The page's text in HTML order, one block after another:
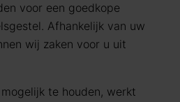
voor een goedkope
Afhankelijk van uw
wij zaken voor u uit
te houden, werkt